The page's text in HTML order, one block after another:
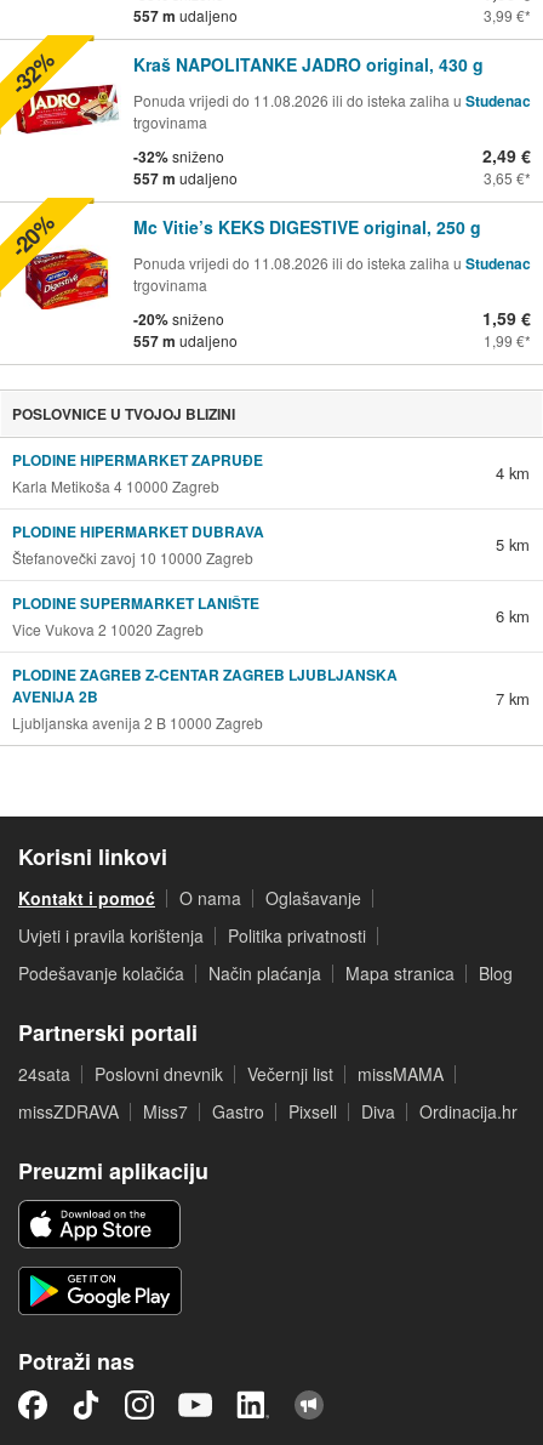
557 m udaljeno 3,99 €
Kraš NAPOLITANKE JADRO original, 430 g
Ponuda vrijedi do 11.08.2026 ili do isteka zaliha u Studenac
trgovinama
-32%sniženo
557 m udaljeno
2,49 €
3,65 €
-32%
Mc Vitie’s KEKS DIGESTIVE original, 250 g
Ponuda vrijedi do 11.08.2026 ili do isteka zaliha u Studenac
trgovinama
-20%sniženo
557 m udaljeno
1,59 €
1,99 €
-20%
POSLOVNICE U TVOJOJ BLIZINI
PLODINE HIPERMARKET ZAPRUĐE
Karla Metikoša 4 10000 Zagreb
4 km
PLODINE HIPERMARKET DUBRAVA
Štefanovečki zavoj 10 10000 Zagreb
5 km
PLODINE SUPERMARKET LANIŠTE
Vice Vukova 2 10020 Zagreb
6 km
PLODINE ZAGREB Z-CENTAR ZAGREB LJUBLJANSKA
AVENIJA 2B
Ljubljanska avenija 2 B 10000 Zagreb
7 km
Korisni linkovi
Kontakt i pomoć O nama
Oglašavanje
Uvjeti i pravila korištenja
Politika privatnosti
Podešavanje kolačića
Način plaćanja Mapa stranica Blog
Partnerski portali
24sata Poslovni dnevnik Večernji list
missMAMA
missZDRAVA
Miss7 Gastro Pixsell Diva Ordinacija.hr
Preuzmi aplikaciju
Potraži nas